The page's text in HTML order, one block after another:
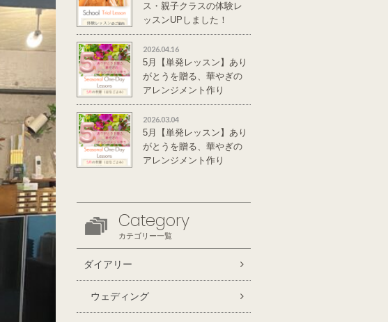
ス・親子クラスの体験レ
ッスンUPしました！
2026.04.16
5月【単発レッスン】あり
がとうを贈る、華やぎの
アレンジメント作り
2026.03.04
5月【単発レッスン】あり
がとうを贈る、華やぎの
アレンジメント作り
Category
カテゴリー一覧
ダイアリー
ウェディング